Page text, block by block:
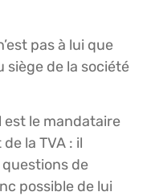
pas à lui que
siège de la société
est le mandataire
la TVA : il
de
possible de lui